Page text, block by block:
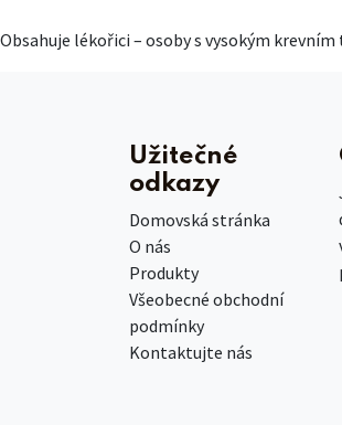
Obsahuje lékořici – osoby s vysokým
Užitečné
odkazy
Domovská stránka
O nás
Produkty
Všeobecné obchodní
podmínky
Kontaktujte nás